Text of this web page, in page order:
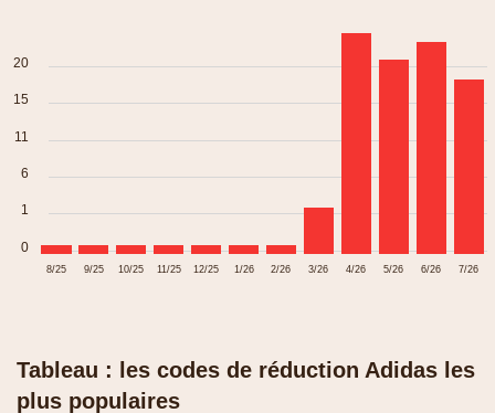
20
15
11
6
1
0
8/25 9/25 10/25 11/25 12/25 1/26 2/26 3/26 4/26 5/26 6/26 7/26
Tableau : les codes de réduction Adidas les
plus populaires